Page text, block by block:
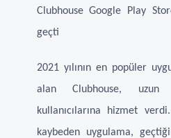
Clubhouse Google Play
geçti
2021 yılının en popüler
alan Clubhouse,
kullanıcılarına hizmet
kaybeden uygulama,